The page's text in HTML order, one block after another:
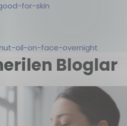
for-skin
oil-on-face-overnight
Bloglar